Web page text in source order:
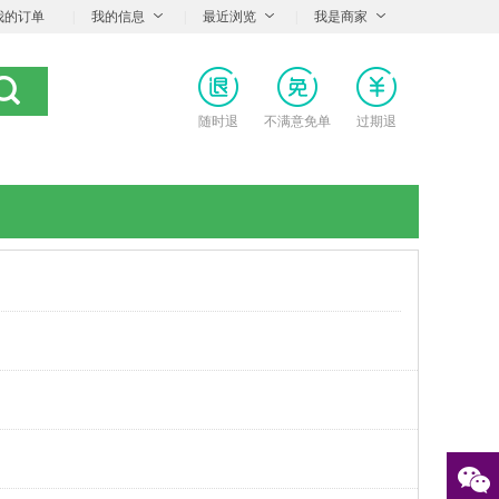
的订单 我的信息 最近浏览 我是商家
随时退 不满意免单 过期退